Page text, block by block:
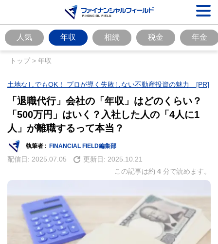
人気 年収 相続 税金 年金
トップ> 年収
土地なしでもOK！ プロが導く失敗しない不動産投資の魅力 [PR]
「退職代行」会社の「年収」はどのくらい？
「500万円」はいく？入社した人の「4人に1
人」が離職するって本当？
執筆者 : FINANCIAL FIELD編集部
配信日: 2025.07.05 更新日: 2025.10.21
この記事は約 4 分で読めます。